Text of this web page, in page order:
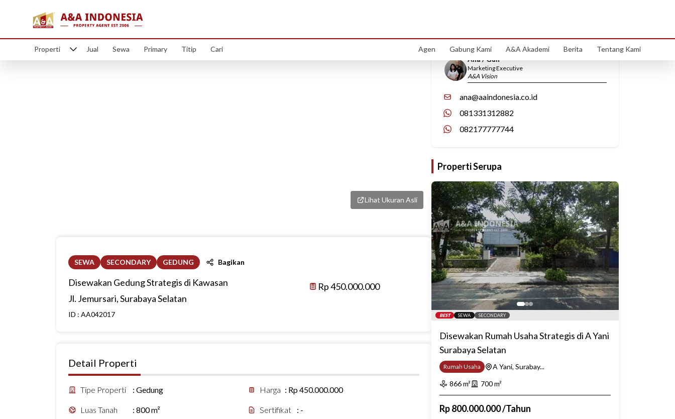
Properti Jual Sewa Primary Titip Cari Agen Gabung Kami A&A Akademi Berita Tentang Kami
Lihat Ukuran Asli
SEWA SECONDARY GEDUNG Bagikan
Disewakan Gedung Strategis di Kawasan
Jl. Jemursari, Surabaya Selatan
Rp 450.000.000
ID : AA042017
Detail Properti
Tipe Properti : Gedung Harga : Rp 450.000.000
Luas Tanah : 800 m² Sertifikat : -
Hubungi Kami
Ana / Gun
Marketing Executive
A&A Vision
ana@aaindonesia.co.id
081331312882
082177777744
Properti Serupa
BEST SEWA SECONDARY
Disewakan Rumah Usaha Strategis di A Yani
Surabaya Selatan
Rumah Usaha
A Yani, Surabay...
866m² 700m²
Rp800.000.000/Tahun